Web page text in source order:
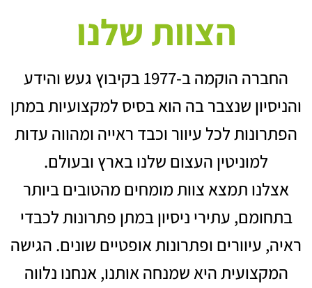
הצוות שלנו
החברה הוקמה ב-1977 בקיבוץ געש והידע
והניסיון שנצבר בה הוא בסיס למקצועיות במתן
הפתרונות לכל עיוור וכבד ראייה ומהווה עדות
למוניטין העצום שלנו בארץ ובעולם.
אצלנו תמצא צוות מומחים מהטובים ביותר
בתחומם, עתירי ניסיון במתן פתרונות לכבדי
ראיה, עיוורים ופתרונות אופטיים שונים. הגישה
המקצועית היא שמנחה אותנו, אנחנו נלווה